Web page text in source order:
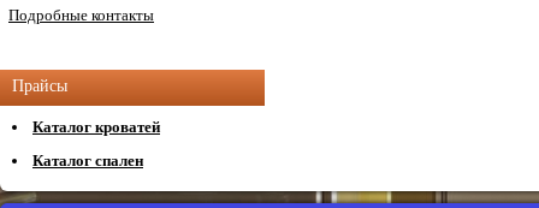
Подробные контакты
Прайсы
Каталог кроватей
Каталог спален